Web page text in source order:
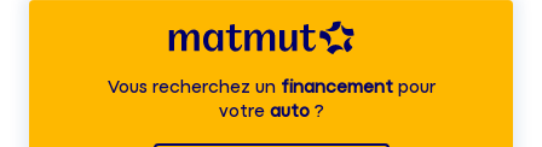
Vous recherchez unfinancementpour
votre auto?